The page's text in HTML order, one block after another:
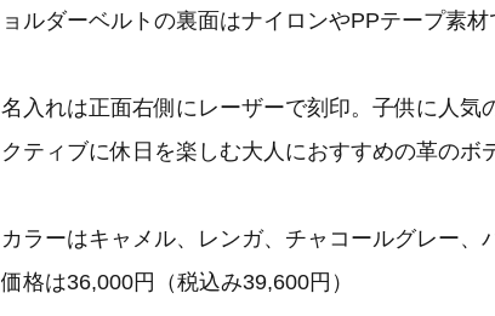
ョルダーベルトの裏面はナイロンやPPテープ素
名入れは正面右側にレーザーで刻印。子供に人気
クティブに休日を楽しむ大人におすすめの革のボ
カラーはキャメル、レンガ、チャコールグレー、
価格は36,000円（税込み39,600円）